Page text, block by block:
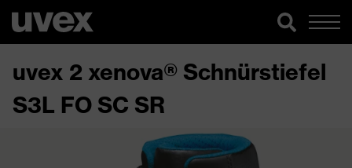
uvex 2 xenova® Schnürstiefel
S3L FO SC SR